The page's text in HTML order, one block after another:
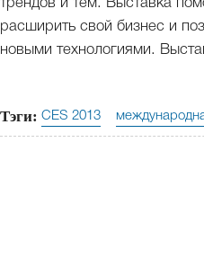
трендов и тем. Выставка
расширить свой бизнес и
новыми технологиями.
Тэги: CES 2013